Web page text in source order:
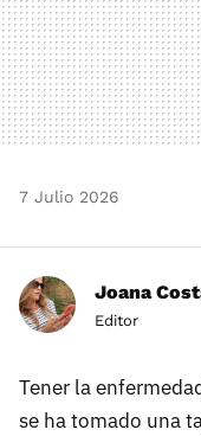
7 Julio 2026
Joana
Editor
Tener la
se ha tomado una